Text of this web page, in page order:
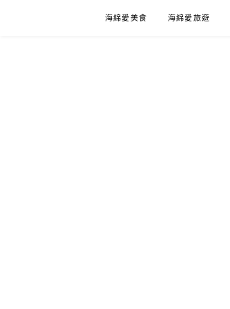
海綿愛美食 海綿愛旅遊